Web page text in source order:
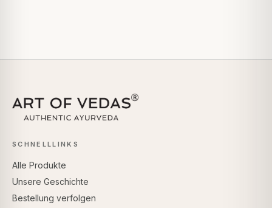
SCHNELLLINKS
Alle Produkte
Unsere Geschichte
Bestellung verfolgen